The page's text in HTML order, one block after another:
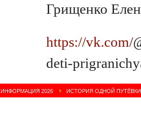
Грищенко
https://vk.com/
deti-
ИНФОРМАЦИЯ 2026 ИСТОРИЯ ОДНОЙ